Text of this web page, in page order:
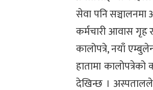
सेवा पनि सञ्चालनमा
कर्मचारी आवास गृह
कालोपत्रे, नयाँ
हातामा
देखिन्छ ।